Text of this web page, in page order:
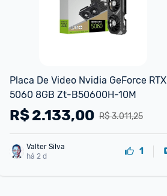
Placa De Video Nvidia GeForce RTX
5060 8GB Zt-B50600H-10M
R$ 3.011,25
R$2.133,00
Valter Silva
há 2 d
1